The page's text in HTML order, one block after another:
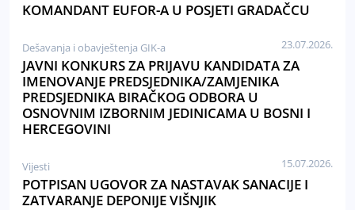
KOMANDANT EUFOR-A U POSJETI GRADAČCU
Dešavanja i obavještenja GIK-a 23.07.2026.
JAVNI KONKURS ZA PRIJAVU KANDIDATA ZA
IMENOVANJE PREDSJEDNIKA/ZAMJENIKA
PREDSJEDNIKA BIRAČKOG ODBORA U
OSNOVNIM IZBORNIM JEDINICAMA U BOSNI I
HERCEGOVINI
Vijesti 15.07.2026.
POTPISAN UGOVOR ZA NASTAVAK SANACIJE I
ZATVARANJE DEPONIJE VIŠNJIK